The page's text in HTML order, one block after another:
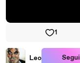
1
Leo Segui